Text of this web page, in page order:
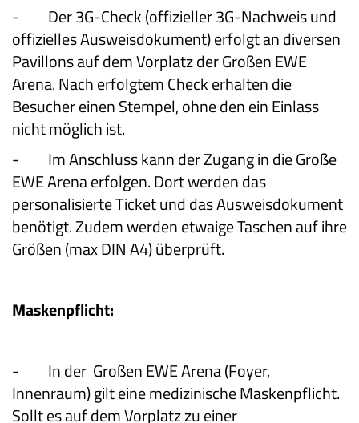
-
Der 3G-Check (offizieller 3G-Nachweis und
offizielles Ausweisdokument) erfolgt an diversen
Pavillons auf dem Vorplatz der Großen EWE
Arena. Nach erfolgtem Check erhalten die
Besucher einen Stempel, ohne den ein Einlass
nicht möglich ist.
-
Im Anschluss kann der Zugang in die Große
EWE Arena erfolgen. Dort werden das
personalisierte Ticket und das Ausweisdokument
benötigt. Zudem werden etwaige Taschen auf ihre
Größen (max DIN A4) überprüft.
Maskenpflicht:
-
In der Großen EWE Arena (Foyer,
Innenraum) gilt eine medizinische Maskenpflicht.
Sollt es auf dem Vorplatz zu einer